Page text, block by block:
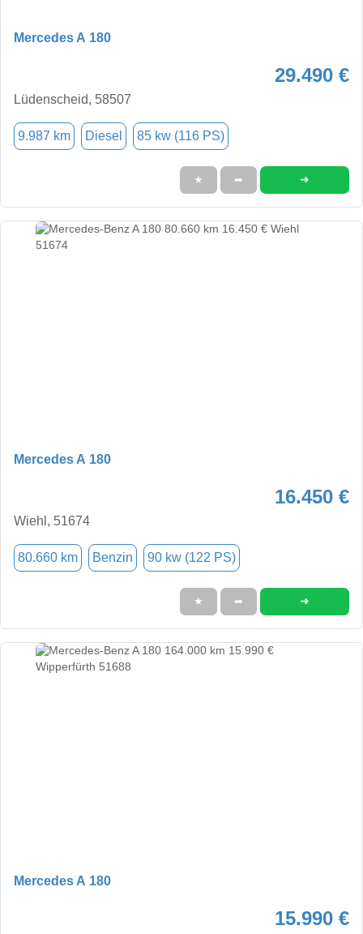
Mercedes A 180
29.490 €
Lüdenscheid, 58507
9.987 km Diesel 85 kw (116 PS)
★ ➦ ➜
Mercedes A 180
16.450 €
Wiehl, 51674
80.660 km Benzin 90 kw (122 PS)
★ ➦ ➜
Mercedes A 180
15.990 €